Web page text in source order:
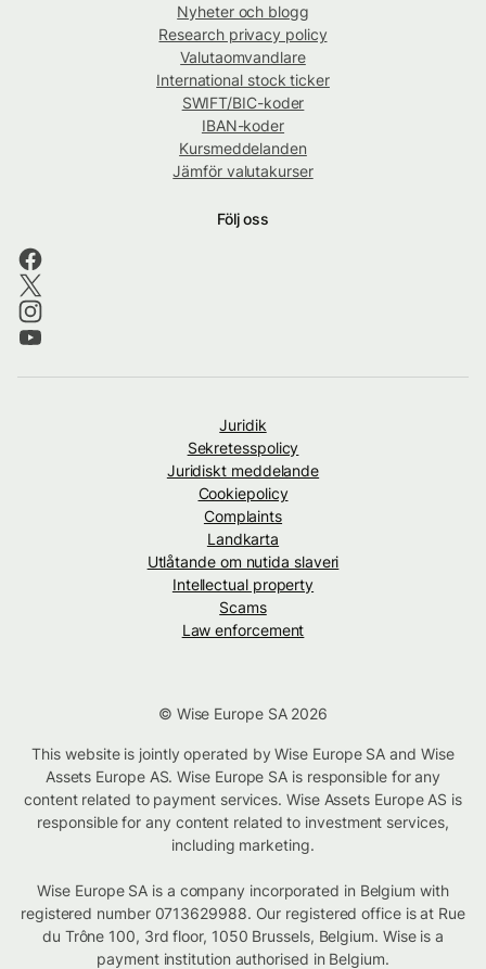
Nyheter och blogg
Research privacy policy
Valutaomvandlare
International stock ticker
SWIFT/BIC-koder
IBAN-koder
Kursmeddelanden
Jämför valutakurser
Följ oss
Juridik
Sekretesspolicy
Juridiskt meddelande
Cookiepolicy
Complaints
Landkarta
Utlåtande om nutida slaveri
Intellectual property
Scams
Law enforcement
© Wise Europe SA 2026
This website is jointly operated by Wise Europe SA and Wise
Assets Europe AS. Wise Europe SA is responsible for any
content related to payment services. Wise Assets Europe AS is
responsible for any content related to investment services,
including marketing.
Wise Europe SA is a company incorporated in Belgium with
registered number 0713629988. Our registered office is at Rue
du Trône 100, 3rd floor, 1050 Brussels, Belgium. Wise is a
payment institution authorised in Belgium.